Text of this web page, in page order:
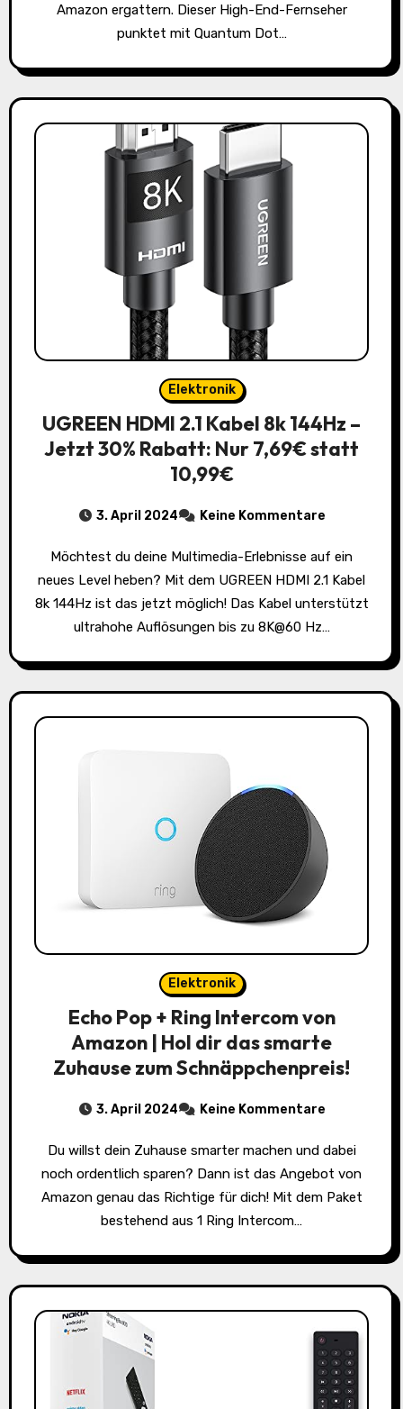
Amazon ergattern. Dieser High-End-Fernseher
punktet mit Quantum Dot…
Elektronik
UGREEN HDMI 2.1 Kabel 8k 144Hz –
Jetzt 30% Rabatt: Nur 7,69€ statt
10,99€
3. April 2024 Keine Kommentare
Möchtest du deine Multimedia-Erlebnisse auf ein
neues Level heben? Mit dem UGREEN HDMI 2.1 Kabel
8k 144Hz ist das jetzt möglich! Das Kabel unterstützt
ultrahohe Auflösungen bis zu 8K@60 Hz…
Elektronik
Echo Pop + Ring Intercom von
Amazon | Hol dir das smarte
Zuhause zum Schnäppchenpreis!
3. April 2024 Keine Kommentare
Du willst dein Zuhause smarter machen und dabei
noch ordentlich sparen? Dann ist das Angebot von
Amazon genau das Richtige für dich! Mit dem Paket
bestehend aus 1 Ring Intercom…